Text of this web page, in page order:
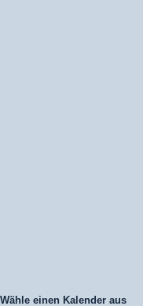
Wähle einen Kalender aus